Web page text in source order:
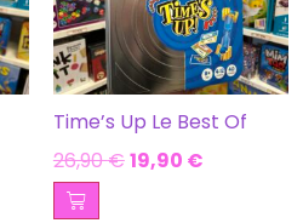
Time’s Up Le Best Of
26,90€19,90 €